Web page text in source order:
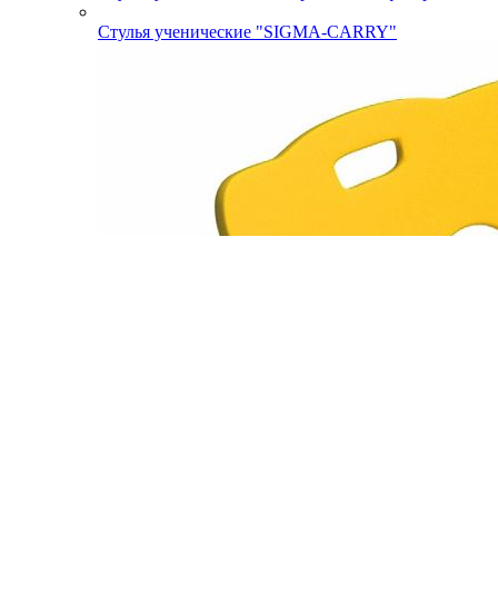
Стулья ученические "SIGMA-CARRY"